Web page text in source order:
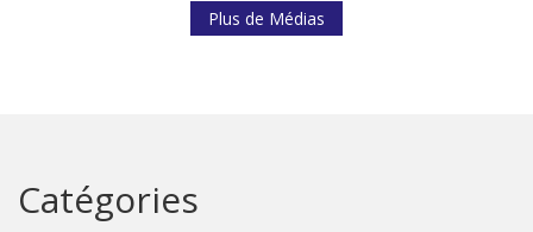
Plus de Médias
Catégories